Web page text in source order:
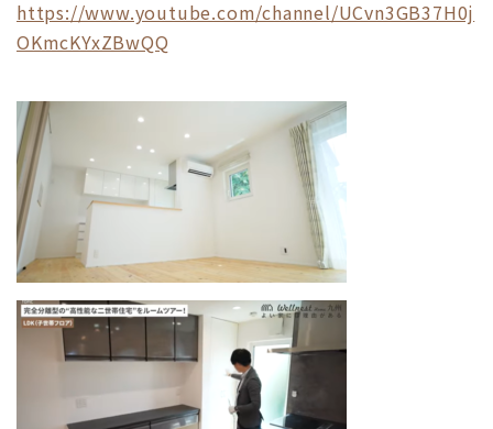
https://www.youtube.com/channel/UCvn3GB37H0j
OKmcKYxZBwQQ